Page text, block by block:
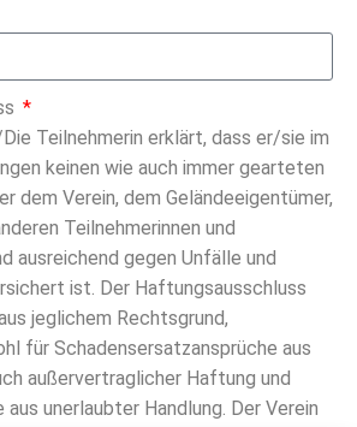
Teilnehmerin erklärt, dass er/sie im
keinen wie auch immer gearteten
dem Verein, dem Geländeeigentümer,
Teilnehmerinnen und
ausreichend gegen Unfälle und
ist. Der Haftungsausschluss
jeglichem Rechtsgrund,
für Schadensersatzansprüche aus
außervertraglicher Haftung und
unerlaubter Handlung. Der Verein